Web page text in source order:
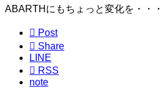
ABARTHにもちょっと変化を・・・
 Post
 Share
LINE
 RSS
note